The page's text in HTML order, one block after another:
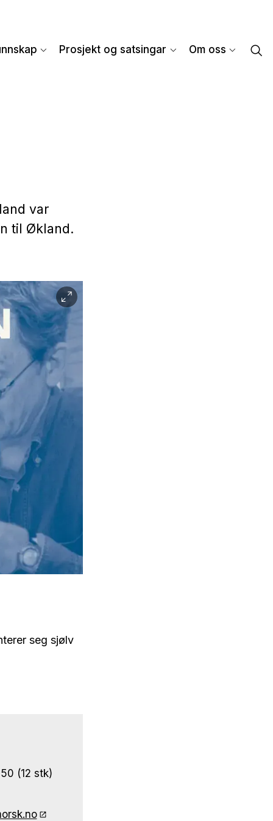
Prosjekt og satsingar Om oss
var
til Økland.
seg sjølv
(12 stk)